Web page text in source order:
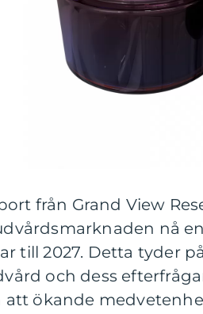
från Grand View
nå
till 2027. Detta tyder
och dess
att ökande